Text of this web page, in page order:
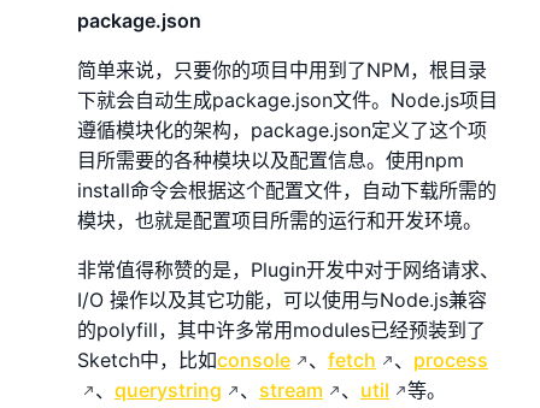
package.json
简单来说，只要你的项目中用到了NPM，根目录
下就会自动生成package.json文件。Node.js项目
遵循模块化的架构，package.json定义了这个项
目所需要的各种模块以及配置信息。使用npm
install命令会根据这个配置文件，自动下载所需的
模块，也就是配置项目所需的运行和开发环境。
非常值得称赞的是，Plugin开发中对于网络请求、
I/O 操作以及其它功能，可以使用与Node.js兼容
的polyfill，其中许多常用modules已经预装到了
Sketch中，比如console 、 fetch 、 process
、 querystring 、 stream 、 util 等。